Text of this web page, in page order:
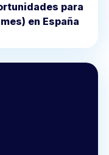
para
en España